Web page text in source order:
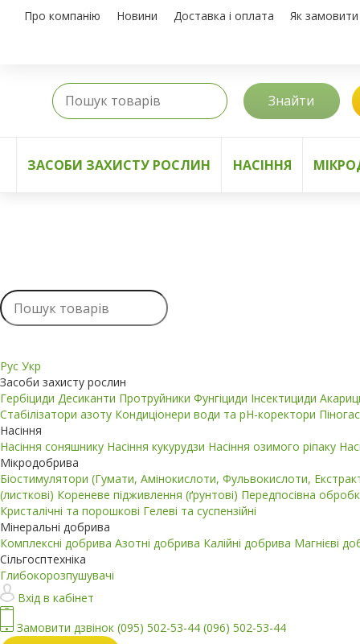
Про компанію Новини Доставка і оплата Як замовити
Знайти
ЗАСОБИ ЗАХИСТУ РОСЛИН НАСІННЯ
Рус Укр
Засоби захисту рослин
Гербіциди Десиканти Протруйники Фунгіциди Інсектициди
Стабілізатори азоту Кондиціонери води та pH-коректори
Насіння
Насіння соняшнику Насіння кукурудзи Насіння озимого ріпаку
Мікродобрива
Біостимулятори (Гумати, Амінокислоти, Фульвокислоти,
(листкові) Кореневе підживлення (ґрунтові) Передпосівна
Кристалічні та порошкові Гелеві та суспензійні
Мінеральні добрива
Комплексні добрива Азотні добрива Калійні добрива Магнієві
Сільгосптехніка
Глибокорозпушувачі
Вхід в кабінет
Замовити дзвінок (095) 502-53-44 (096) 502-53-44